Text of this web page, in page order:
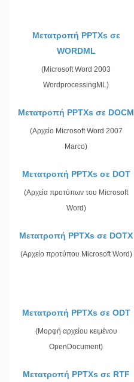
Μετατροπή PPTXs σε
WORDML
(Microsoft Word 2003
WordprocessingML)
Μετατροπή PPTXs σε DOCM
(Αρχείο Microsoft Word 2007
Marco)
Μετατροπή PPTXs σε DOT
(Αρχεία προτύπων του Microsoft
Word)
Μετατροπή PPTXs σε DOTX
(Αρχείο προτύπου Microsoft Word)
Μετατροπή PPTXs σε ODT
(Μορφή αρχείου κειμένου
OpenDocument)
Μετατροπή PPTXs σε RTF